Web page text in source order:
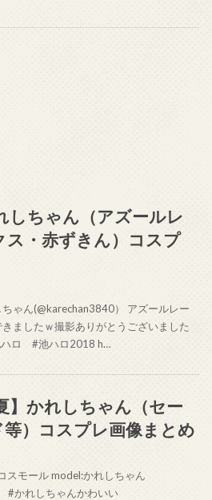
しちゃん（アズールレ
ス・赤ずきん）コスプ
ゃん(@karechan3840） アズールレー
ましたｗ撮影ありがとうございました
ハロ #池ハロ2018 h…
】かれしちゃん（セー
）コスプレ画像まとめ
モール model:かれしちゃん
#かれしちゃんかわいい